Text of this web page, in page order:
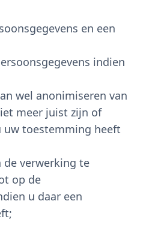
en een
indien
wel anonimiseren van
meer juist zijn of
toestemming heeft
verwerking te
op de
u daar een